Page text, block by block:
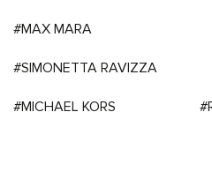
#MAX MARA
#SIMONETTA RAVIZZA
#MICHAEL KORS